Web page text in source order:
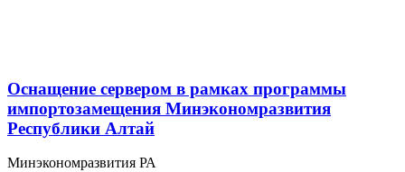
Оснащение сервером в рамках программы
импортозамещения Минэкономразвития
Республики Алтай
Минэкономразвития РА